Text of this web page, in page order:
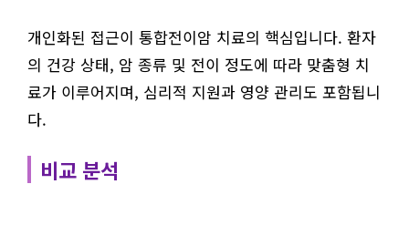
개인화된 접근이 통합전이암 치료의 핵심입니다. 환자
의 건강 상태, 암 종류 및 전이 정도에 따라 맞춤형 치
료가 이루어지며, 심리적 지원과 영양 관리도 포함됩니
다.
비교 분석